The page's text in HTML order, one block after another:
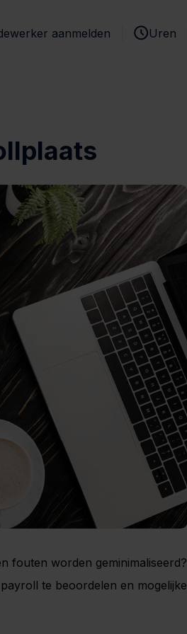
aanmelden Uren
fouten worden geminimaliseerd?
te beoordelen en mogelijke